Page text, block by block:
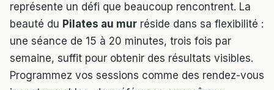
représente un défi que beaucoup rencontrent. La
beauté du Pilates au mur réside dans sa flexibilité :
une séance de 15 à 20 minutes, trois fois par
semaine, suffit pour obtenir des résultats visibles.
Programmez vos sessions comme des rendez-vous